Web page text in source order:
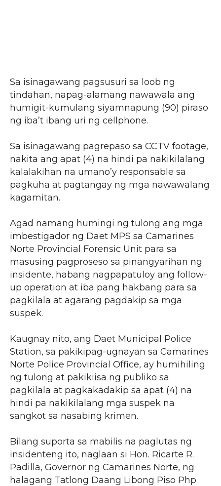
Sa isinagawang pagsusuri sa loob ng
tindahan, napag-alamang nawawala ang
humigit-kumulang siyamnapung (90) piraso
ng iba’t ibang uri ng cellphone.
Sa isinagawang pagrepaso sa CCTV footage,
nakita ang apat (4) na hindi pa nakikilalang
kalalakihan na umano’y responsable sa
pagkuha at pagtangay ng mga nawawalang
kagamitan.
Agad namang humingi ng tulong ang mga
imbestigador ng Daet MPS sa Camarines
Norte Provincial Forensic Unit para sa
masusing pagproseso sa pinangyarihan ng
insidente, habang nagpapatuloy ang follow-
up operation at iba pang hakbang para sa
pagkilala at agarang pagdakip sa mga
suspek.
Kaugnay nito, ang Daet Municipal Police
Station, sa pakikipag-ugnayan sa Camarines
Norte Police Provincial Office, ay humihiling
ng tulong at pakikiisa ng publiko sa
pagkilala at pagkakadakip sa apat (4) na
hindi pa nakikilalang mga suspek na
sangkot sa nasabing krimen.
Bilang suporta sa mabilis na paglutas ng
insidenteng ito, naglaan si Hon. Ricarte R.
Padilla, Governor ng Camarines Norte, ng
halagang Tatlong Daang Libong Piso Php